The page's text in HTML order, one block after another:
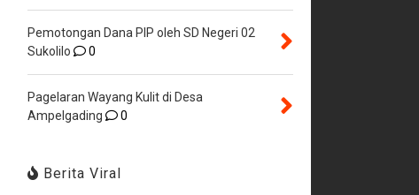
Pemotongan Dana PIP oleh SD Negeri 02
Sukolilo
0
Pagelaran Wayang Kulit di Desa
Ampelgading
0
Berita Viral